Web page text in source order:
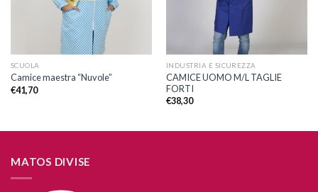
SCUOLA
Camice maestra “Nuvole”
€41,70
INDUSTRIA E SICUREZZA
CAMICE UOMO M/L TAGLIE
FORTI
€38,30
MATOS DIVISE